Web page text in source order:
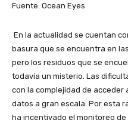
Fuente: Ocean Eyes
En la actualidad se cuentan
basura que se encuentra en
pero los residuos que se
todavía un misterio. Las
con la complejidad de
datos a gran escala. Por esta
ha incentivado el monitoreo